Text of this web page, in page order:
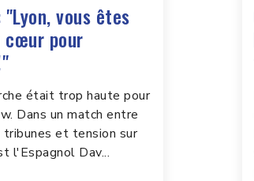
vous êtes
cœur pour
était trop haute pour
Dans un match entre
tribunes et tension sur
l'Espagnol Dav...